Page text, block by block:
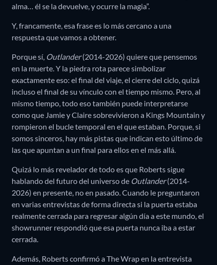
alma… él se la devuelve, y ocurre la magia”.
Y, francamente, esa frase es lo más cercano a una
respuesta que vamos a obtener.
Porque sí, Outlander(2014-2026) quiere que pensemos
en la muerte. Y la piedra rota parece simbolizar
exactamente eso: el final del viaje, el cierre del ciclo, quizá
incluso el final de su vínculo con el tiempo mismo. Pero, al
mismo tiempo, todo eso también puede interpretarse
como que Jamie y Claire sobrevivieron a Kings Mountain y
rompieron el bucle temporal en el que estaban. Porque, si
somos sinceros, hay más pistas que indican esto último de
las que apuntan a un final para ellos en el más allá.
Quizá lo más revelador de todo es que Roberts sigue
hablando del futuro del universo de Outlander(2014-
2026) en presente, no en pasado. Cuando le preguntaron
en varias entrevistas de forma directa si la puerta estaba
realmente cerrada para regresar algún día a este mundo, el
showrunner respondió que esa puerta nunca iba a estar
cerrada.
Además, Roberts confirmó a The Wrap en la entrevista